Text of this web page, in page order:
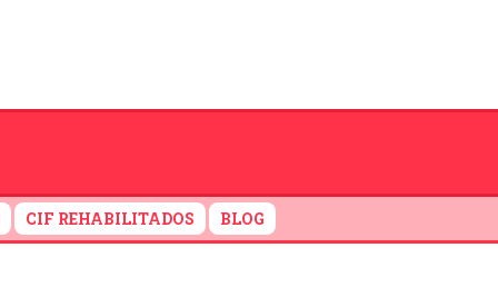
CIF REHABILITADOS BLOG